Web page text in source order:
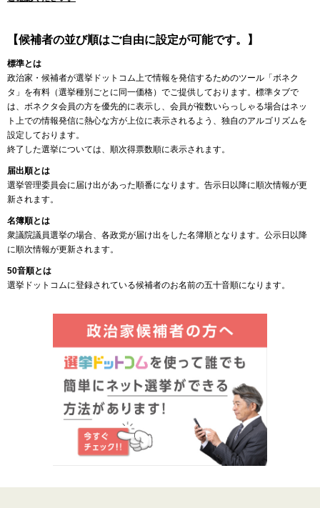
【候補者の並び順はご自由に設定が可能です。】
標準とは
政治家・候補者が選挙ドットコム上で情報を発信するためのツール「ボネク
タ」を有料（選挙種別ごとに同一価格）でご提供しております。標準タブで
は、ボネクタ会員の方を優先的に表示し、会員が複数いらっしゃる場合はネッ
ト上での情報発信に熱心な方が上位に表示されるよう、独自のアルゴリズムを
設定しております。
終了した選挙については、順次得票数順に表示されます。
届出順とは
選挙管理委員会に届け出があった順番になります。告示日以降に順次情報が更
新されます。
名簿順とは
衆議院議員選挙の場合、各政党が届け出をした名簿順となります。公示日以降
に順次情報が更新されます。
50音順とは
選挙ドットコムに登録されている候補者のお名前の五十音順になります。